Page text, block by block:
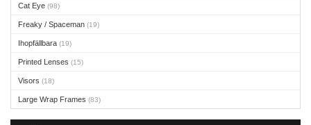
Cat Eye (98)
Freaky / Spaceman (19)
Ihopfällbara (19)
Printed Lenses (15)
Visors (18)
Large Wrap Frames (83)